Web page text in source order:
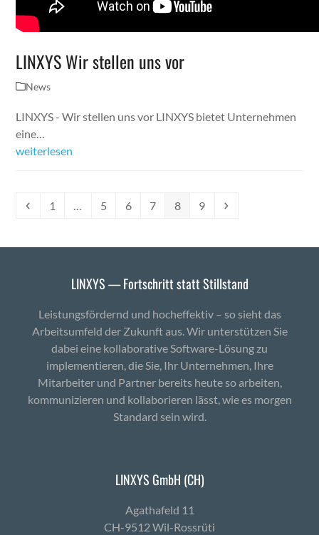
LINXYS Wir stellen uns vor
News
LINXYS - Wir stellen uns vor LINXYS bietet Unternehmen
eine…
weiterlesen
Vorheriger
Seite
1 Seite
5 Seite
6 Seite
7 Seite
8 Seite
9
LINXYS — Fortschritt statt Stillstand
Leistungsfördernd und hocheffektiv – so sieht das
Arbeitsumfeld der Zukunft aus. Wir unterstützen Sie
dabei eine kollaborative Software-Lösung zu
implementieren, die Sie, Ihr Unternehmen, Ihre
Mitarbeiter und Partner bereits heute so arbeiten,
kommunizieren und kollaborieren lässt, wie es morgen
Standard sein wird.
LINXYS GmbH (CH)
Agath­afeld 11
CH-9512 Wil-Ross­rüti